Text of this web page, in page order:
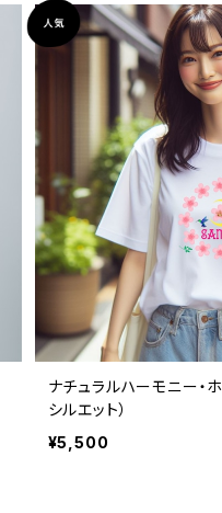
ナチュラルハーモニー・
シルエット）
¥5,500